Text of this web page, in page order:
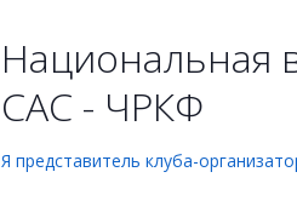
Национальная
САС - ЧРКФ
Я представитель клуба-